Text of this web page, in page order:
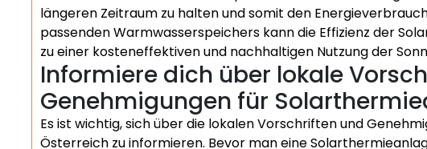
längeren Zeitraum zu halten und somit den
passenden Warmwasserspeichers kann die Effizienz der
zu einer kosteneffektiven und nachhaltigen Nutzung der
Informiere dich über lokale
Genehmigungen für
Es ist wichtig, sich über die lokalen Vorschriften und
Österreich zu informieren. Bevor man eine